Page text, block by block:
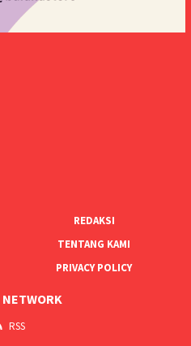
REDAKSI
TENTANG KAMI
PRIVACY POLICY
RSS